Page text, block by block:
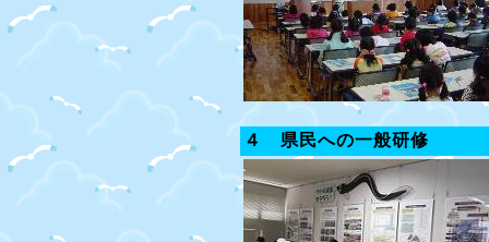
４ 県民への一般研修